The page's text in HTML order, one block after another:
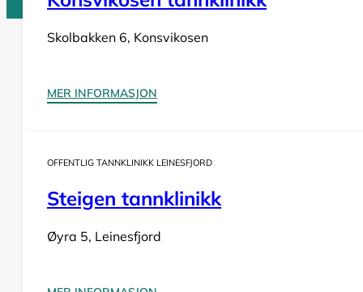
Skolbakken 6, Konsvikosen
MER INFORMASJON
OFFENTLIG TANNKLINIKK LEINESFJORD
Steigen tannklinikk
Øyra 5, Leinesfjord
Tannlege Norge © 2026